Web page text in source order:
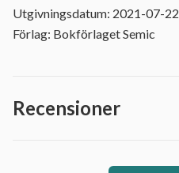
Utgivningsdatum: 2021-07-22
Förlag: Bokförlaget Semic
Recensioner